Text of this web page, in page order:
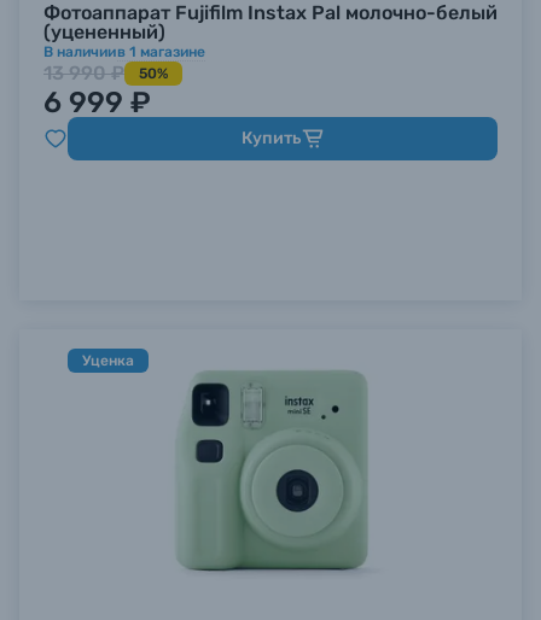
Фотоаппарат Fujifilm Instax Pal молочно-белый
(уцененный)
В наличиив 1 магазине
13 990 ₽ 50%
6 999 ₽
Купить
Уценка